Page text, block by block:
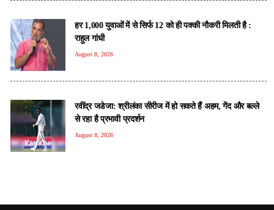
हर 1,000 युवाओं में से सिर्फ 12 को ही पक्की नौकरी मिलती है :
राहुल गांधी
August 8, 2026
रवींद्र जडेजा: श्रीलंका सीरीज में हो सकते हैं अहम, गेंद और बल्ले
से रहा है प्रभावी प्रदर्शन
August 8, 2026